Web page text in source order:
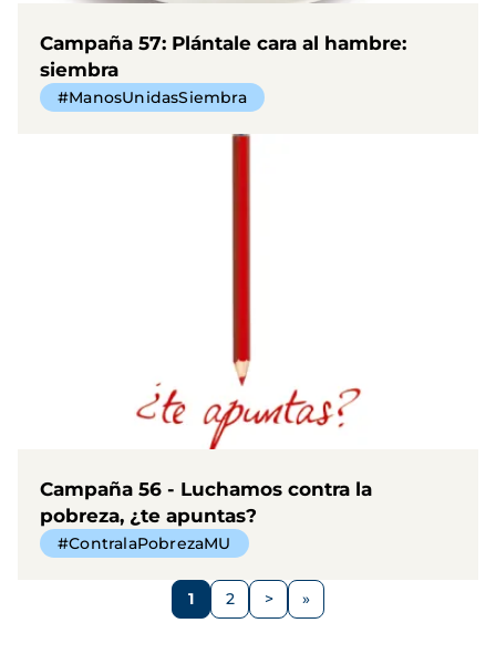
Campaña 57: Plántale cara al hambre:
siembra
#ManosUnidasSiembra
Campaña 56 - Luchamos contra la
pobreza, ¿te apuntas?
#ContralaPobrezaMU
Página
1 Página
2
Siguiente
>